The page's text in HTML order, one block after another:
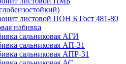
листовой ПОН Б Гост 481-80
набивка
сальниковая АГИ
сальниковая АП-31
сальниковая АПР-31